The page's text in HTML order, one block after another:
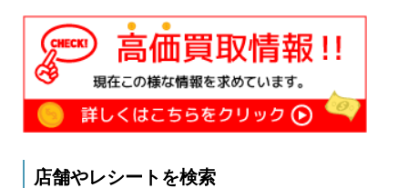
店舗やレシートを検索